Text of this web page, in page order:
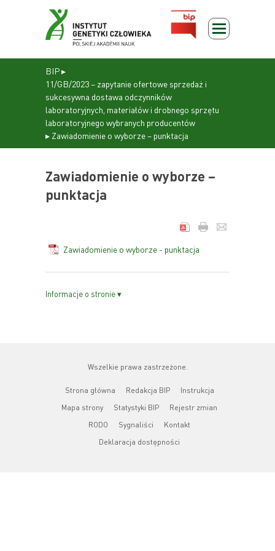
BIP▸
11/GB/2023 – zapytanie ofertowe sprzedaż i
sukcesywna dostawa odczynników
laboratoryjnych, materiałów i drobnego sprzętu
laboratoryjnego wybranych producentów
▸ Zawiadomienie o wyborze – punktacja
Zawiadomienie o wyborze –
punktacja
Zawiadomienie o wyborze - punktacja
Informacje o stronie ▾
Wszelkie prawa zastrzeżone.
Strona główna Redakcja BIP
Instrukcja
Mapa strony
Statystyki BIP
Rejestr zmian
RODO
Sygnaliści
Kontakt
Deklaracja dostępności